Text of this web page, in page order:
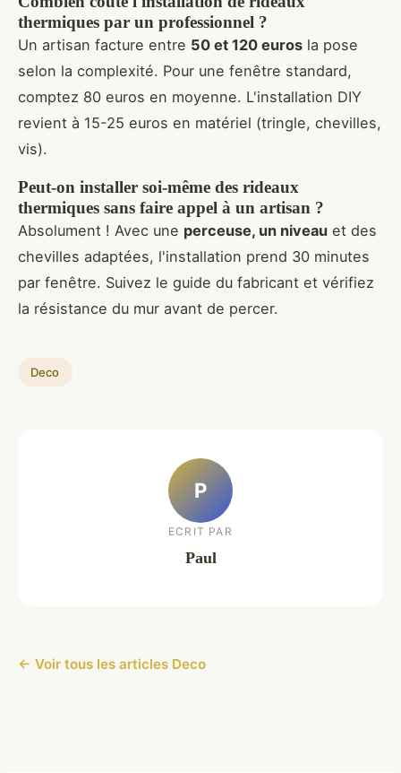
thermiques par un professionnel ?
Un artisan facture entre 50 et 120 euros la pose
selon la complexité. Pour une fenêtre standard,
comptez 80 euros en moyenne. L'installation DIY
revient à 15-25 euros en matériel (tringle, chevilles,
vis).
Peut-on installer soi-même des rideaux
thermiques sans faire appel à un artisan ?
Absolument ! Avec une perceuse, un niveau et des
chevilles adaptées, l'installation prend 30 minutes
par fenêtre. Suivez le guide du fabricant et vérifiez
la résistance du mur avant de percer.
Deco
P
ECRIT PAR
Paul
← Voir tous les articles Deco